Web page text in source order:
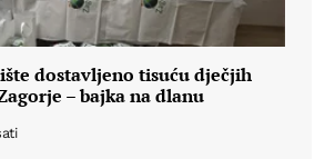
dostavljeno tisuću dječjih
– bajka na dlanu